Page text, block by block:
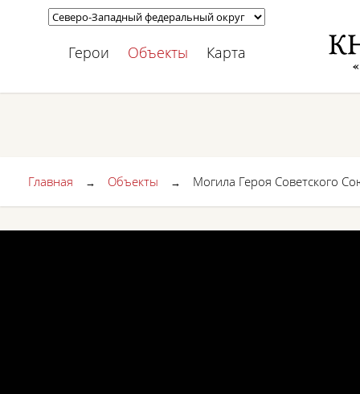
Герои Объекты Карта
Главная → Объекты → Могила Героя Советского